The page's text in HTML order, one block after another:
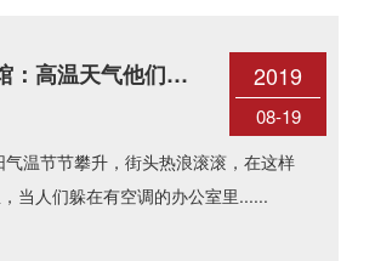
2019
08-19
：高温天气他们依
温节节攀升，街头热浪滚滚，在这样
，当人们躲在有空调的办公室里......